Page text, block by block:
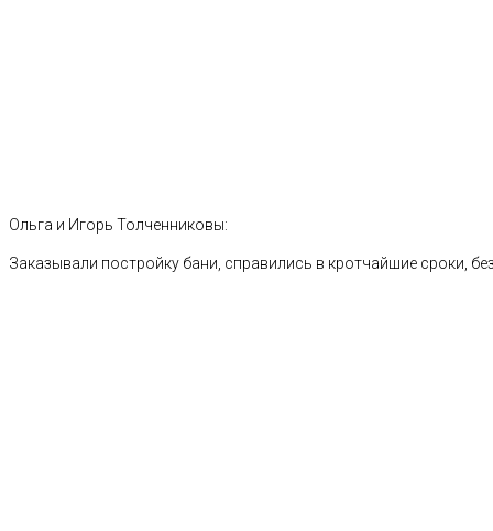
Ольга и Игорь Толченниковы:
Заказывали постройку бани, справились в кротчайшие сроки,